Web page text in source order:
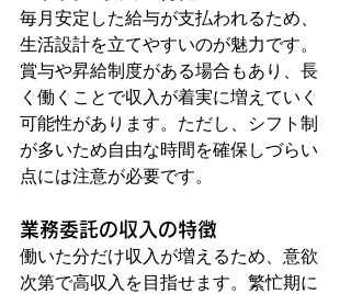
毎月安定した給与が支払われるため、
生活設計を立てやすいのが魅力です。
賞与や昇給制度がある場合もあり、長
く働くことで収入が着実に増えていく
可能性があります。ただし、シフト制
が多いため自由な時間を確保しづらい
点には注意が必要です。
業務委託の収入の特徴
働いた分だけ収入が増えるため、意欲
次第で高収入を目指せます。繁忙期に